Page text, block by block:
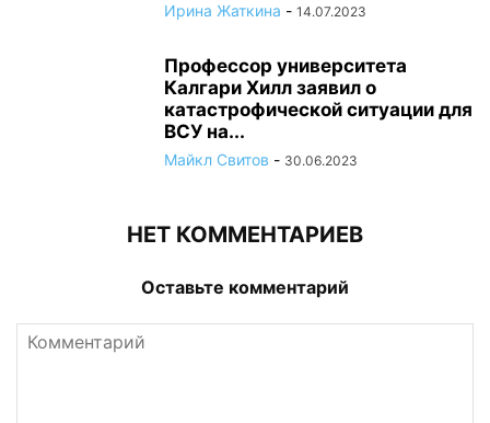
Ирина Жаткина - 14.07.2023
Профессор университета
Калгари Хилл заявил о
катастрофической ситуации для
ВСУ на...
Майкл Свитов - 30.06.2023
НЕТ КОММЕНТАРИЕВ
Оставьте комментарий